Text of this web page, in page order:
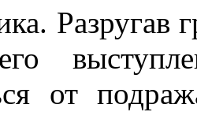
Разругав
от